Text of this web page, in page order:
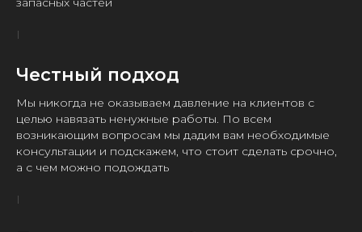
Честный подход
Мы никогда не оказываем давление на клиентов с
целью навязать ненужные работы. По всем
возникающим вопросам мы дадим вам необходимые
консультации и подскажем, что стоит сделать срочно,
а с чем можно подождать